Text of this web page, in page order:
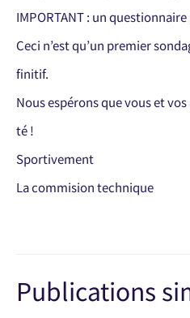
IMPORTANT : un
Ceci n’est qu’un premier
finitif.
Nous espérons que vous et
té !
Sportivement
La commision technique
Publications